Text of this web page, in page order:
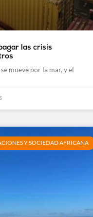
las crisis
mueve por la mar, y el
Y SOCIEDAD AFRICANA